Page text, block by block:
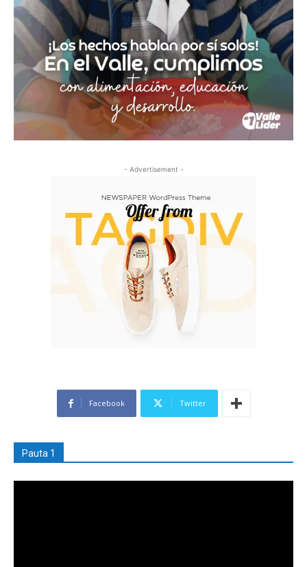
- Advertisement -
Facebook Twitter
Pauta 1